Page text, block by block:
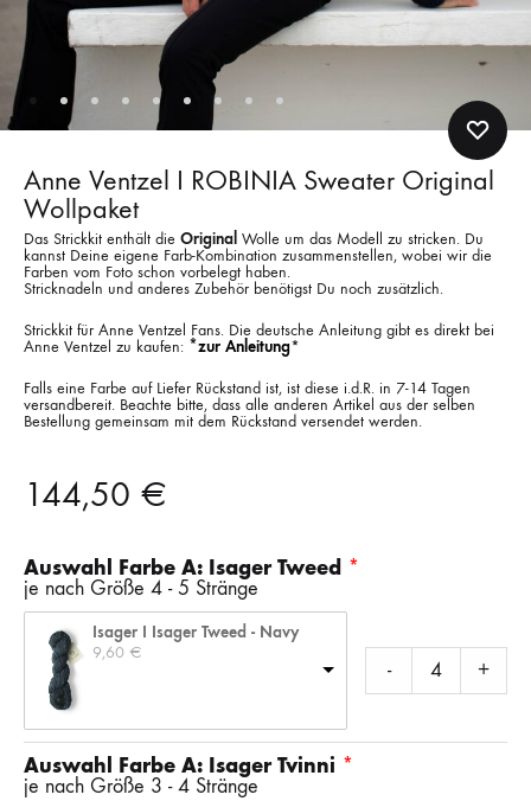
Anne Ventzel I ROBINIA Sweater Original
Wollpaket
Das Strickkit enthält die Original Wolle um das Modell zu stricken. Du
kannst Deine eigene Farb-Kombination zusammenstellen, wobei wir die
Farben vom Foto schon vorbelegt haben.
Stricknadeln und anderes Zubehör benötigst Du noch zusätzlich.
Strickkit für Anne Ventzel Fans. Die deutsche Anleitung gibt es direkt bei
Anne Ventzel zu kaufen: *zur Anleitung*
Falls eine Farbe auf Liefer Rückstand ist, ist diese i.d.R. in 7-14 Tagen
versandbereit. Beachte bitte, dass alle anderen Artikel aus der selben
Bestellung gemeinsam mit dem Rückstand versendet werden.
144,50 €
Auswahl Farbe A: Isager Tweed
je nach Größe 4 - 5 Stränge
Isager I Isager Tweed - Navy
9,60 €
- +
Auswahl Farbe A: Isager Tvinni
je nach Größe 3 - 4 Stränge